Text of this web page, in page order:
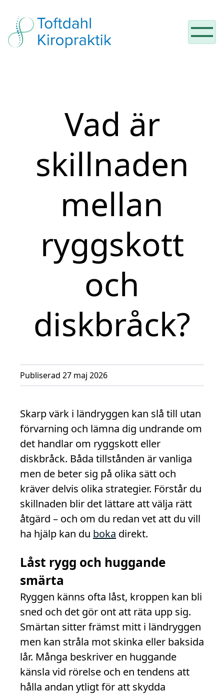
Vad är
skillnaden
mellan
ryggskott
och
diskbråck?
Publiserad 27 maj 2026
Skarp värk i ländryggen kan slå till utan
förvarning och lämna dig undrande om
det handlar om ryggskott eller
diskbråck. Båda tillstånden är vanliga
men de beter sig på olika sätt och
kräver delvis olika strategier. Förstår du
skillnaden blir det lättare att välja rätt
åtgärd – och om du redan vet att du vill
ha hjälp kan du boka direkt.
Låst rygg och huggande
smärta
Ryggen känns ofta låst, kroppen kan bli
sned och det gör ont att räta upp sig.
Smärtan sitter främst mitt i ländryggen
men kan stråla mot skinka eller baksida
lår. Många beskriver en huggande
känsla vid rörelse och en tendens att
hålla andan ytligt för att skydda